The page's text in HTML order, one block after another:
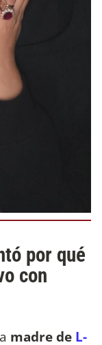
por qué
con
madre de L-